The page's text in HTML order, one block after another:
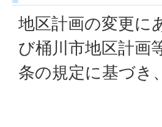
地区計画の変更に
び桶川市地区計画
条の規定に基づき